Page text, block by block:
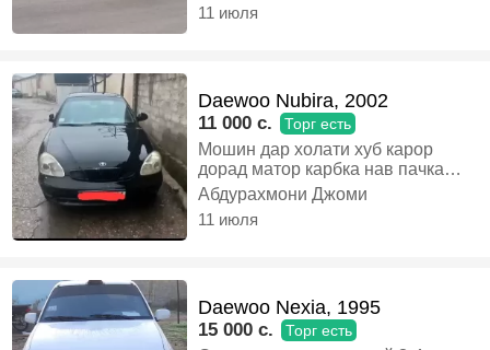
11 июля
Daewoo Nubira, 2002
11 000 c. Торг есть
Мошин дар холати хуб карор
дорад матор карбка нав пачка
вагони 1,6 инжектор аз Астра G
задаги. То мохи Сентиябри соли
2026 хучати солона ва
Седан
Абдурахмони Джоми
11 июля
Daewoo Nexia, 1995
15 000 c. Торг есть